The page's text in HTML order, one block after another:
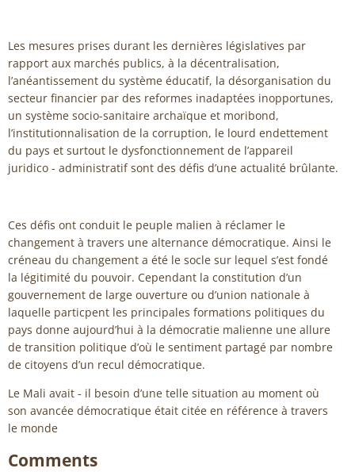
Les mesures prises durant les dernières législatives par
rapport aux marchés publics, à la décentralisation,
l’anéantissement du système éducatif, la désorganisation du
secteur financier par des reformes inadaptées inopportunes,
un système socio-sanitaire archaïque et moribond,
l’institutionnalisation de la corruption, le lourd endettement
du pays et surtout le dysfonctionnement de l’appareil
juridico - administratif sont des défis d’une actualité brûlante.
Ces défis ont conduit le peuple malien à réclamer le
changement à travers une alternance démocratique. Ainsi le
créneau du changement a été le socle sur lequel s’est fondé
la légitimité du pouvoir. Cependant la constitution d’un
gouvernement de large ouverture ou d’union nationale à
laquelle particpent les principales formations politiques du
pays donne aujourd’hui à la démocratie malienne une allure
de transition politique d’où le sentiment partagé par nombre
de citoyens d’un recul démocratique.
Le Mali avait - il besoin d’une telle situation au moment où
son avancée démocratique était citée en référence à travers
le monde
Comments